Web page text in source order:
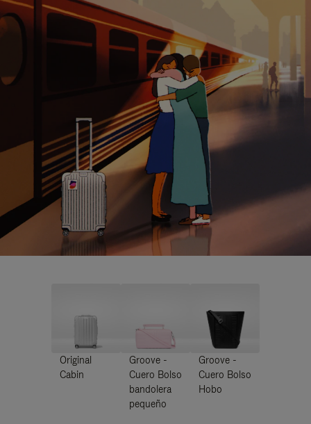
Original
Cabin
Groove -
Cuero Bolso
bandolera
pequeño
Groove -
Cuero Bolso
Hobo